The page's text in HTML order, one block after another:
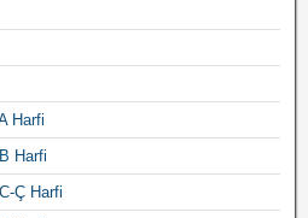
Harfi
Harfi
Ç Harfi